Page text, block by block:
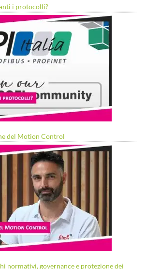
i protocolli?
del Motion Control
normativi, governance e protezione dei